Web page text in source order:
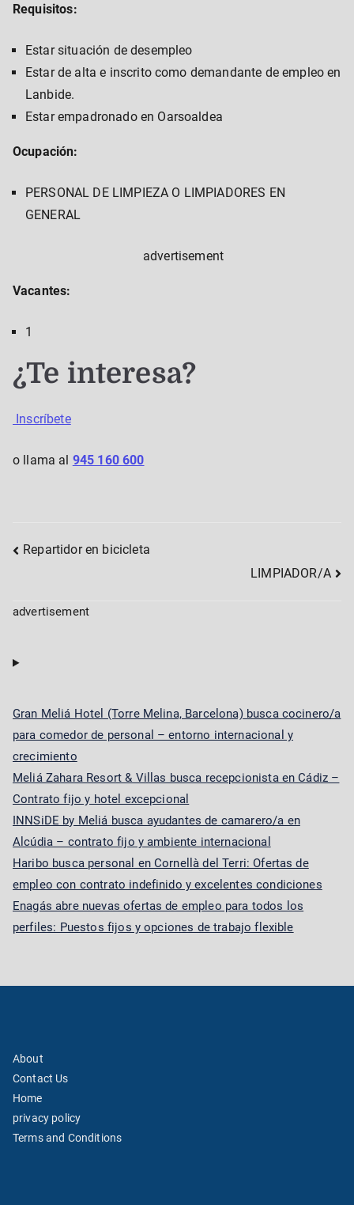
Requisitos:
Estar situación de desempleo
Estar de alta e inscrito como demandante de empleo en
Lanbide.
Estar empadronado en Oarsoaldea
Ocupación:
PERSONAL DE LIMPIEZA O LIMPIADORES EN
GENERAL
advertisement
Vacantes:
1
¿Te interesa?
Inscríbete
o llama al 945 160 600
Post
Repartidor en bicicleta
LIMPIADOR/A
advertisement
Gran Meliá Hotel (Torre Melina, Barcelona) busca cocinero/a
para comedor de personal – entorno internacional y
crecimiento
Meliá Zahara Resort & Villas busca recepcionista en Cádiz –
Contrato fijo y hotel excepcional
INNSiDE by Meliá busca ayudantes de camarero/a en
Alcúdia – contrato fijo y ambiente internacional
Haribo busca personal en Cornellà del Terri: Ofertas de
empleo con contrato indefinido y excelentes condiciones
Enagás abre nuevas ofertas de empleo para todos los
perfiles: Puestos fijos y opciones de trabajo flexible
About
Contact Us
Home
privacy policy
Terms and Conditions